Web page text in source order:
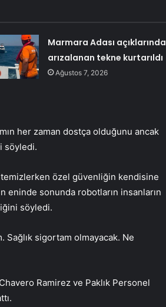
Marmara Adası açıklarında
arızalanan tekne kurtarıldı
Ağustos 7, 2026
her zaman dostça olduğunu ancak
söyledi.
temizlerken özel güvenliğin kendisine
eninde sonunda robotların insanların
söyledi.
Sağlık sigortam olmayacak. Ne
Ramirez ve Paklık Personel